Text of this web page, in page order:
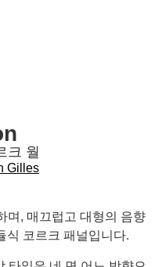
크 월
Gilles
며, 매끄럽고 대형의 음향
식 코르크 패널입니다.